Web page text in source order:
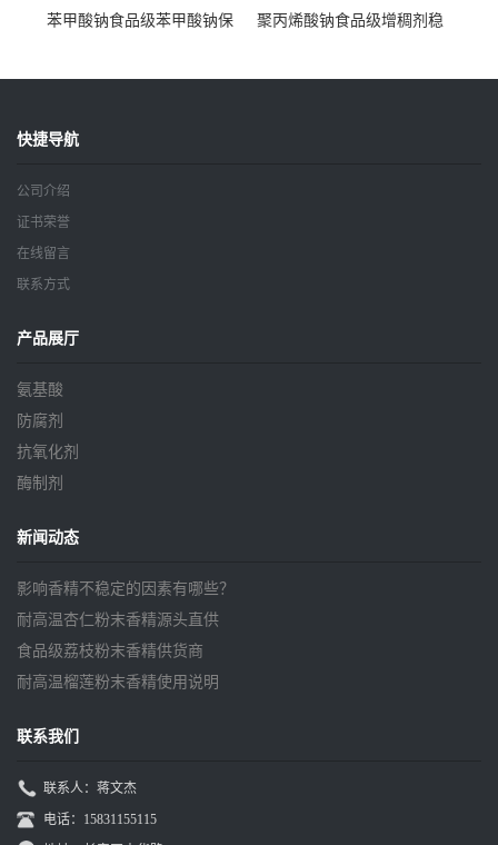
苯甲酸钠食品级苯甲酸钠保
聚丙烯酸钠食品级增稠剂稳
快捷导航
公司介绍
证书荣誉
在线留言
联系方式
产品展厅
氨基酸
防腐剂
抗氧化剂
酶制剂
新闻动态
影响香精不稳定的因素有哪些？
耐高温杏仁粉末香精源头直供
食品级荔枝粉末香精供货商
耐高温榴莲粉末香精使用说明
联系我们
联系人：蒋文杰
电话：15831155115